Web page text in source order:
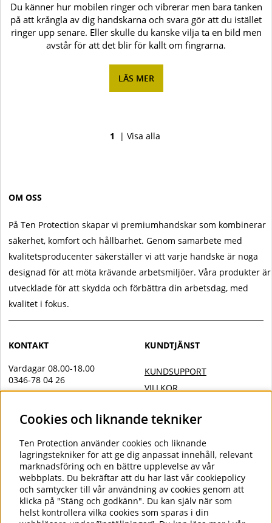
Du känner hur mobilen ringer och vibrerar men bara tanken
på att krångla av dig handskarna och svara gör att du istället
ringer upp senare. Eller skulle du kanske vilja ta en bild men
avstår för att det blir för kallt om fingrarna.
LÄS MER
1 | Visa alla
OM OSS
På Ten Protection skapar vi premiumhandskar som kombinerar
säkerhet, komfort och hållbarhet. Genom samarbete med
kvalitetsproducenter säkerställer vi att varje handske är noga
designad för att möta krävande arbetsmiljöer. Våra produkter är
utvecklade för att skydda och förbättra din arbetsdag, med
kvalitet i fokus.
KONTAKT
Vardagar 08.00-18.00
0346-78 04 26
info@tenprotection.com
Order
order@tenprotection.se
KUNDTJÄNST
KUNDSUPPORT
VILLKOR
DOC
COOKIES
FÖLJ OSS
Cookies och liknande tekniker
Ten Protection använder cookies och liknande
lagringstekniker för att ge dig anpassat innehåll, relevant
marknadsföring och en bättre upplevelse av vår
webbplats. Du bekräftar att du har läst vår cookiepolicy
och samtycker till vår användning av cookies genom att
klicka på "Stäng och godkänn". Du kan själv när som
helst kontrollera vilka cookies som sparas i din